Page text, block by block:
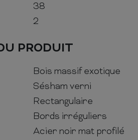
38
2
PRODUIT
Bois massif exotique
Sésham verni
Rectangulaire
Bords irréguliers
Acier noir mat profilé